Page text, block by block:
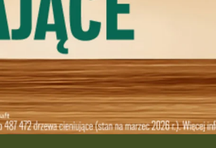
Slovensko
SK
Dodatkowe rynki
Österreich
J.HORNIG
United Kingdom